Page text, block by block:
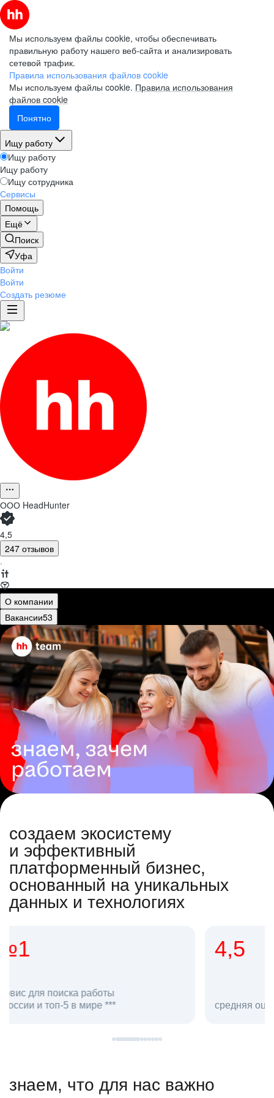
Мы используем файлы cookie, чтобы обеспечивать
правильную работу нашего веб-сайта и анализировать
сетевой трафик.
Правила использования файлов cookie
Мы используем файлы cookie. Правила использования
файлов cookie
Понятно
Ищу работу
Ищу работу
Ищу работу
Ищу сотрудника
Сервисы
Помощь
Ещё
Поиск
Уфа
Войти
Войти
Создать резюме
ООО HeadHunter
4,5
247 отзывов
·
О компании
Вакансии53
создаем экосистему
и эффективный
платформенный бизнес,
основанный на уникальных
данных и технологиях
4,5
средняя оценка hh.ru как работодателя **
в hh.ru
знаем, что для нас важно